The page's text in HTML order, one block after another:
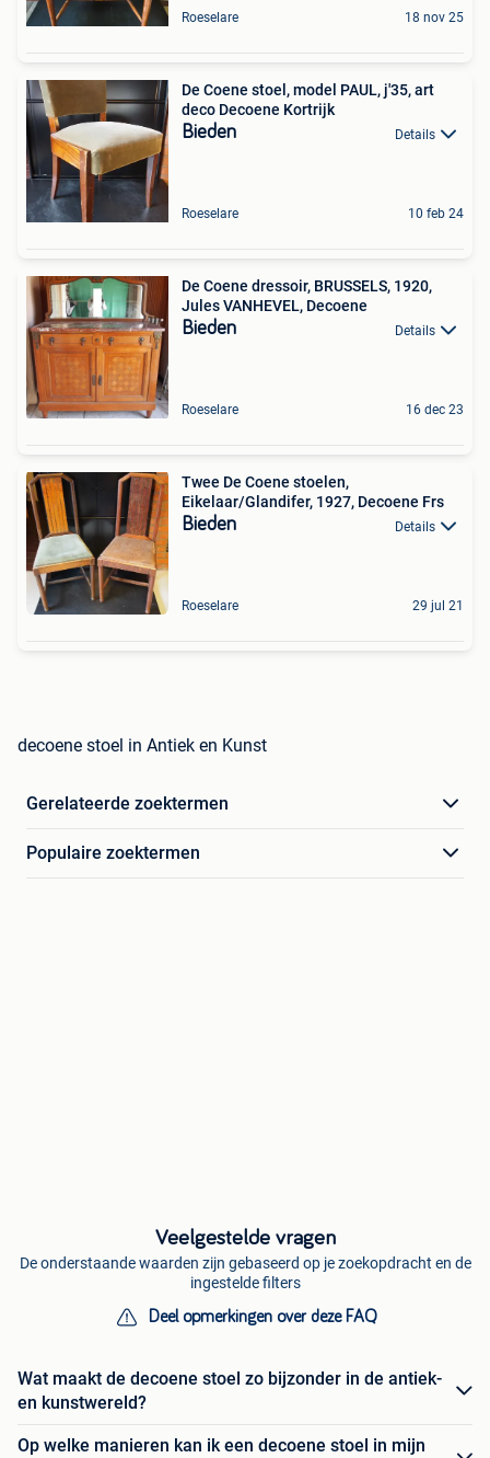
Roeselare 18 nov 25
De Coene stoel, model PAUL, j'35, art
deco Decoene Kortrijk
Bieden Details
Roeselare 10 feb 24
De Coene dressoir, BRUSSELS, 1920,
Jules VANHEVEL, Decoene
Bieden Details
Roeselare 16 dec 23
Twee De Coene stoelen,
Eikelaar/Glandifer, 1927, Decoene Frs
Bieden Details
Roeselare 29 jul 21
decoene stoel in Antiek en Kunst
Gerelateerde zoektermen
Populaire zoektermen
Veelgestelde vragen
De onderstaande waarden zijn gebaseerd op je zoekopdracht en de
ingestelde filters
Deel opmerkingen over deze FAQ
Wat maakt de decoene stoel zo bijzonder in de antiek-
en kunstwereld?
Op welke manieren kan ik een decoene stoel in mijn